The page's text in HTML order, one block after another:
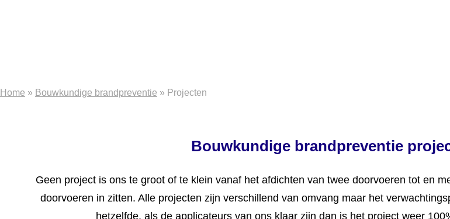
Home » Bouwkundige brandpreventie » Projecten
Bouwkundige brandpreventie
Geen project is ons te groot of te klein vanaf het afdichten van twee doorvoeren tot en
doorvoeren in zitten. Alle projecten zijn verschillend van omvang maar het
hetzelfde, als de applicateurs van ons klaar zijn dan is het project weer